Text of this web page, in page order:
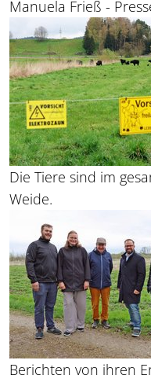
Manuela Frieß -
Die Tiere sind im
Weide.
Berichten von ihren